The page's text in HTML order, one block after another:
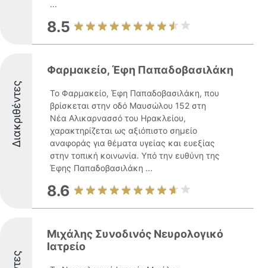
...
8.5
Διακριθέντες
Φαρμακείο, Έφη Παπαδοβασιλάκη
Το Φαρμακείο, Έφη Παπαδοβασιλάκη, που
βρίσκεται στην οδό Μαυσώλου 152 στη
Νέα Αλικαρνασσό του Ηρακλείου,
χαρακτηρίζεται ως αξιόπιστο σημείο
αναφοράς για θέματα υγείας και ευεξίας
στην τοπική κοινωνία. Υπό την ευθύνη της
Έφης Παπαδοβασιλάκη ...
8.6
Μιχάλης Συνοδινός Νευρολογικό
Ιατρείο